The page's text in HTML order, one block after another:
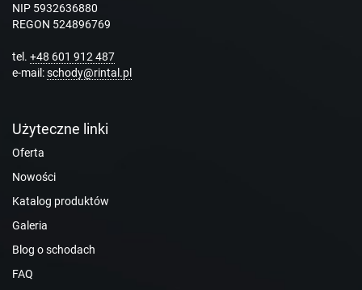
NIP 5932636880
REGON 524896769
tel. +48 601 912 487
e-mail:schody@rintal.pl
Użyteczne linki
Oferta
Nowości
Katalog produktów
Galeria
Blog o schodach
FAQ